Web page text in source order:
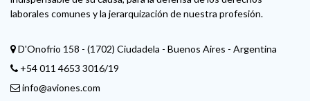
laborales comunes y la jerarquización de nuestra profesión.
D'Onofrio 158 - (1702) Ciudadela - Buenos Aires - Argentina
+54 011 4653 3016/19
info@aviones.com